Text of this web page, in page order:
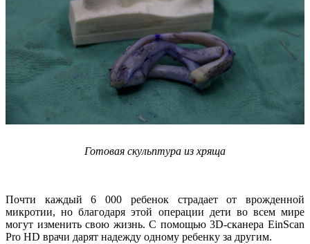
Готовая скульптура из хряща
Почти каждый 6 000 ребенок страдает от врожденной
микротии, но благодаря этой операции дети во всем мире
могут изменить свою жизнь. С помощью 3D-сканера EinScan
Pro HD врачи дарят надежду одному ребенку за другим.